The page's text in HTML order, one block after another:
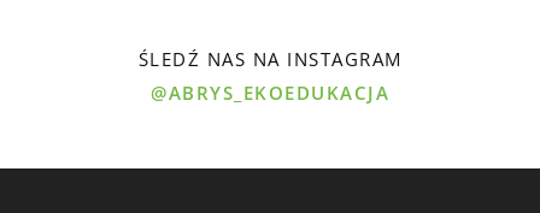
ŚLEDŹ NAS NA INSTAGRAM
@ABRYS_EKOEDUKACJA